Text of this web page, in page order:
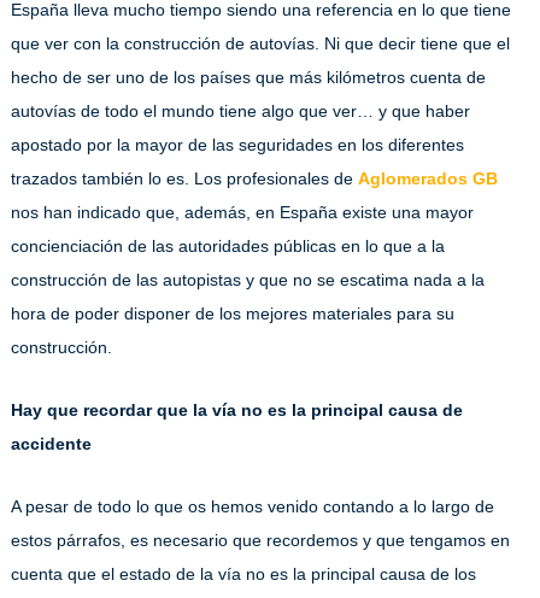
España lleva mucho tiempo siendo una referencia en lo que tiene
que ver con la construcción de autovías. Ni que decir tiene que el
hecho de ser uno de los países que más kilómetros cuenta de
autovías de todo el mundo tiene algo que ver… y que haber
apostado por la mayor de las seguridades en los diferentes
trazados también lo es. Los profesionales de Aglomerados GB
nos han indicado que, además, en España existe una mayor
concienciación de las autoridades públicas en lo que a la
construcción de las autopistas y que no se escatima nada a la
hora de poder disponer de los mejores materiales para su
construcción.
Hay que recordar que la vía no es la principal causa de
accidente
A pesar de todo lo que os hemos venido contando a lo largo de
estos párrafos, es necesario que recordemos y que tengamos en
cuenta que el estado de la vía no es la principal causa de los